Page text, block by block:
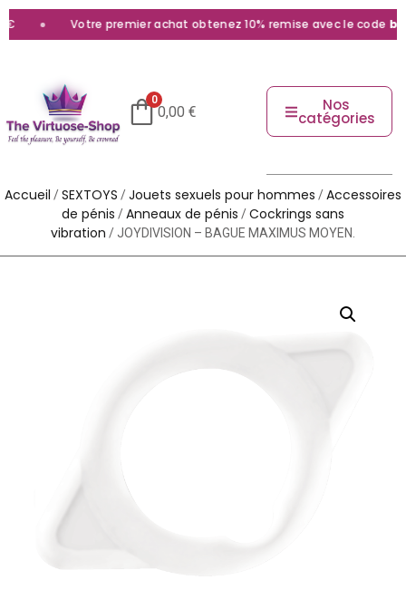
Votre premier achat obtenez 10% remise avec le code
0
0,00 € Nos
catégories
Accueil /SEXTOYS /Jouets sexuels pour hommes /Accessoires
de pénis /Anneaux de pénis /Cockrings sans
vibration / JOYDIVISION – BAGUE MAXIMUS MOYEN.